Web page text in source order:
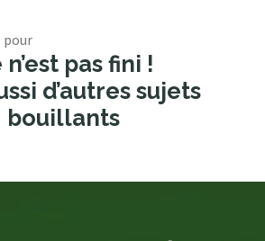
n’est pas fini !
d’autres sujets
bouillants